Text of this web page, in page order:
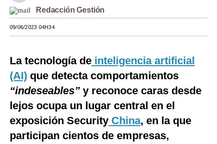
Viajes
Mundo
EEUU
México
España
Redacción Gestión
09/06/2023 04H34
La tecnología de inteligencia artificial
(AI) que detecta comportamientos
“indeseables” y reconoce caras desde
lejos ocupa un lugar central en el
exposición Security China, en la que
participan cientos de empresas,